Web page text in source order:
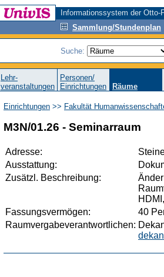
Informationssystem der
Sammlung/Stundenplan
Suche:
Lehr-
veranstaltungen
Personen/
Einrichtungen
Räume
Einrichtungen >> Fakultät
M3N/01.26 - Seminarraum
Adresse:
Ausstattung:
Zusätzl. Beschreibung:
Fassungsvermögen:
40
Raumvergabeverantwortlichen: